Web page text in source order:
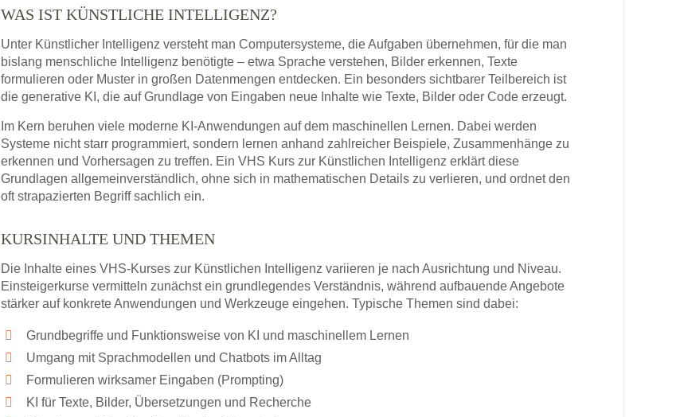
WAS IST KÜNSTLICHE INTELLIGENZ?
Unter Künstlicher Intelligenz versteht man Computersysteme, die Aufgaben übernehmen, für die man
bislang menschliche Intelligenz benötigte – etwa Sprache verstehen, Bilder erkennen, Texte
formulieren oder Muster in großen Datenmengen entdecken. Ein besonders sichtbarer Teilbereich ist
die generative KI, die auf Grundlage von Eingaben neue Inhalte wie Texte, Bilder oder Code erzeugt.
Im Kern beruhen viele moderne KI-Anwendungen auf dem maschinellen Lernen. Dabei werden
Systeme nicht starr programmiert, sondern lernen anhand zahlreicher Beispiele, Zusammenhänge zu
erkennen und Vorhersagen zu treffen. Ein VHS Kurs zur Künstlichen Intelligenz erklärt diese
Grundlagen allgemeinverständlich, ohne sich in mathematischen Details zu verlieren, und ordnet den
oft strapazierten Begriff sachlich ein.
KURSINHALTE UND THEMEN
Die Inhalte eines VHS-Kurses zur Künstlichen Intelligenz variieren je nach Ausrichtung und Niveau.
Einsteigerkurse vermitteln zunächst ein grundlegendes Verständnis, während aufbauende Angebote
stärker auf konkrete Anwendungen und Werkzeuge eingehen. Typische Themen sind dabei:
Grundbegriffe und Funktionsweise von KI und maschinellem Lernen
Umgang mit Sprachmodellen und Chatbots im Alltag
Formulieren wirksamer Eingaben (Prompting)
KI für Texte, Bilder, Übersetzungen und Recherche